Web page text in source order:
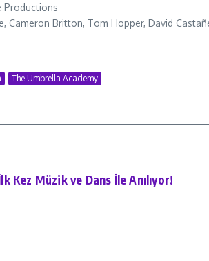
Productions
Cameron Britton, Tom Hopper, David
The Umbrella Academy
Kez Müzik ve Dans İle Anılıyor!